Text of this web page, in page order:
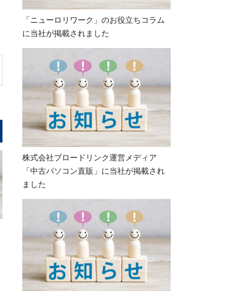
「ニューロリワーク」のお役立ちコラム
に当社が掲載されました
株式会社ブロードリンク運営メディア
「中古パソコン直販」に当社が掲載され
ました